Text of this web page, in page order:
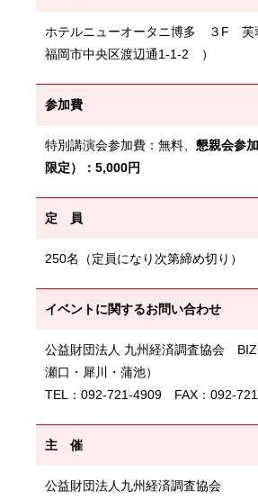
ホテルニューオータニ博多 ３F
福岡市中央区渡辺通1-1-2 ）
参加費
特別講演会参加費：無料、 懇親会参
限定）：5,000円
定 員
250名（定員になり次第締め切り）
イベントに関するお問い合わせ
公益財団法人 九州経済調査協会
瀬口・犀川・蒲池）
TEL：092-721-4909 FAX：092-
主 催
公益財団法人九州経済調査協会